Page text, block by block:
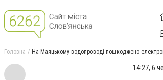
Головна На Маяцькому водопроводі пошкоджено
14:27, 6